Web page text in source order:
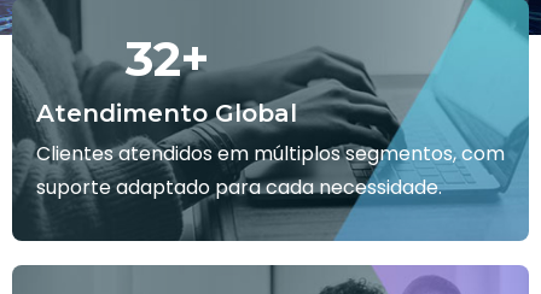
Atendimento Global
32+
Clientes atendidos em múltiplos segmentos, com
suporte adaptado para cada necessidade.